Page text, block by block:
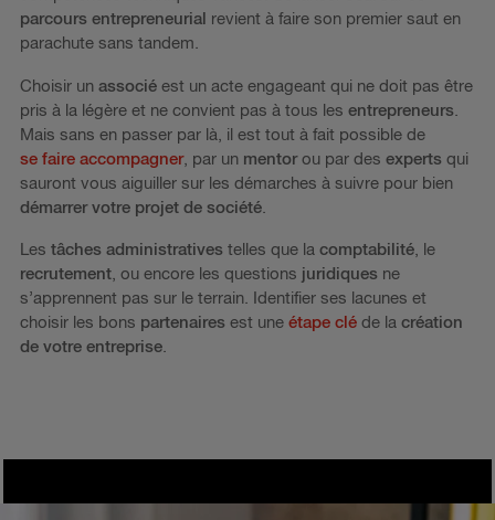
parcours entrepreneurial revient à faire son premier saut en
parachute sans tandem.
Choisir un associé est un acte engageant qui ne doit pas être
pris à la légère et ne convient pas à tous les entrepreneurs
Mais sans en passer par là, il est tout à fait possible de
se faire accompagner, par un mentorou par des experts qui
sauront vous aiguiller sur les démarches à suivre pour bien
démarrer votre projet de société
Les tâches administratives telles que la comptabilité , le
recrutement , ou encore les questions juridiques ne
s’apprennent pas sur le terrain. Identifier ses lacunes et
choisir les bons partenaires est une étape clé de la création
de votre entreprise